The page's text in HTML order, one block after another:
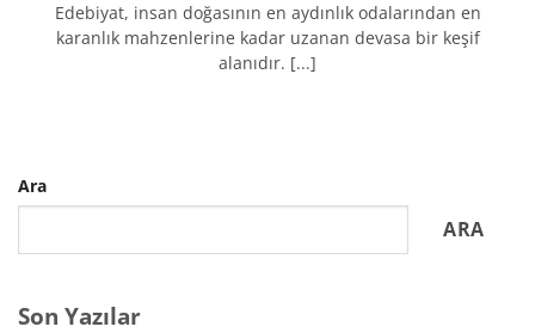
Edebiyat, insan doğasının en aydınlık odalarından en
karanlık mahzenlerine kadar uzanan devasa bir keşif
alanıdır. [...]
Ara
ARA
Son Yazılar